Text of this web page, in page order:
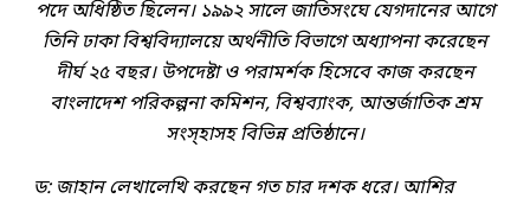
পদে অধিষ্ঠিত ছিলেন। ১৯৯২ সালে জাতিসংঘে যেগদানের আগে
তিনি ঢাকা বিশ্ববিদ্যালয়ে অর্থনীতি বিভাগে অধ্যাপনা করেছেন
দীর্ঘ ২৫ বছর। উপদেষ্টা ও পরামর্শক হিসেবে কাজ করছেন
বাংলাদেশ পরিকল্পনা কমিশন, বিশ্বব্যাংক, আন্তর্জাতিক শ্রম
সংস্হাসহ বিভিন্ন প্রতিষ্ঠানে।
ড: জাহান লেখালেখি করছেন গত চার দশক ধরে। আশির